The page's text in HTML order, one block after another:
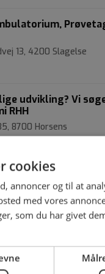
13, 4200 Slagelse
udvikling? Vi
RHH
8700 Horsens
for Klinisk
København Ø
for Klinisk
for patienterne
Ø
cookies
annoncer og til at
med vores
som du har givet